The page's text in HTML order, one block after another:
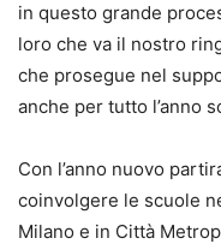
in questo grande
loro che va il nostro
che prosegue nel
anche per tutto l’anno
Con l’anno nuovo
coinvolgere le scuole
Milano e in Città